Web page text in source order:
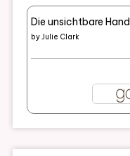
Die unsichtbare Hand
byJulie Clark